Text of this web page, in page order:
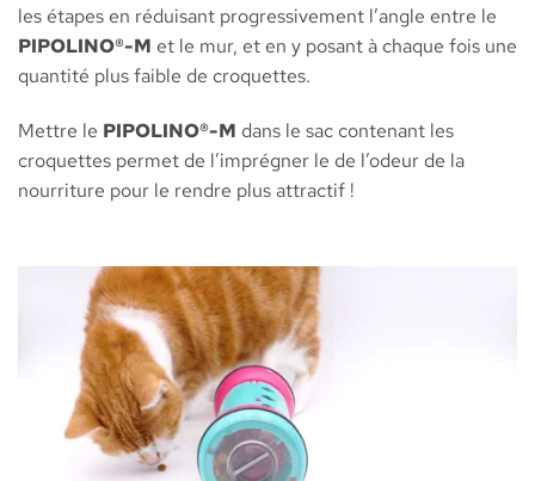
les étapes en réduisant progressivement l’angle entre le
PIPOLINO®-M et le mur, et en y posant à chaque fois une
quantité plus faible de croquettes.
Mettre le PIPOLINO®-M dans le sac contenant les
croquettes permet de l’imprégner le de l’odeur de la
nourriture pour le rendre plus attractif !